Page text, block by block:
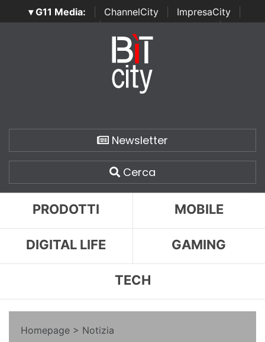
▾ G11 Media: ChannelCity ImpresaCity
SecurityOpenLab | Italian Channel Awards | Italian
Italian Security Awards
Newsletter
Cerca
PRODOTTI MOBILE
DIGITAL LIFE GAMING
TECH
Homepage > Notizia